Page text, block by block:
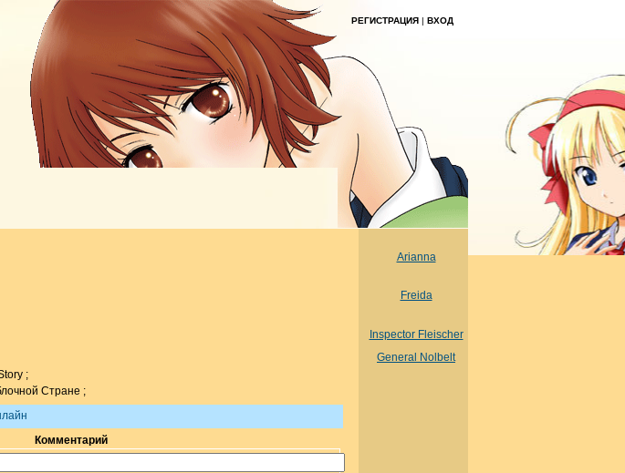
РЕГИСТРАЦИЯ | ВХОД
;
Стране ;
Комментарий
Arianna
Freida
Inspector Fleischer
General Nolbelt